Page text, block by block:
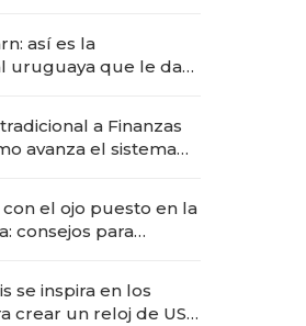
así es la
uruguaya que le da
a Finanzas
avanza el sistema
el ojo puesto en la
consejos para
se inspira en los
crear un reloj de US$